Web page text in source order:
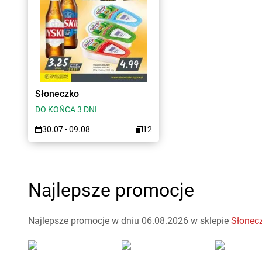
Słoneczko
DO KOŃCA 3 DNI
30.07 - 09.08 12
Najlepsze promocje
Najlepsze promocje w dniu 06.08.2026 w sklepie